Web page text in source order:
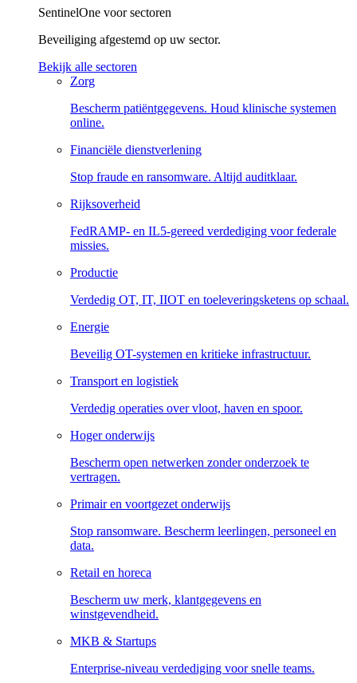
SentinelOne voor sectoren
Beveiliging afgestemd op uw sector.
Bekijk alle sectoren
Zorg
Bescherm patiëntgegevens. Houd klinische systemen
online.
Financiële dienstverlening
Stop fraude en ransomware. Altijd auditklaar.
Rijksoverheid
FedRAMP- en IL5-gereed verdediging voor federale
missies.
Productie
Verdedig OT, IT, IIOT en toeleveringsketens op schaal.
Energie
Beveilig OT-systemen en kritieke infrastructuur.
Transport en logistiek
Verdedig operaties over vloot, haven en spoor.
Hoger onderwijs
Bescherm open netwerken zonder onderzoek te
vertragen.
Primair en voortgezet onderwijs
Stop ransomware. Bescherm leerlingen, personeel en
data.
Retail en horeca
Bescherm uw merk, klantgegevens en
winstgevendheid.
MKB & Startups
Enterprise-niveau verdediging voor snelle teams.